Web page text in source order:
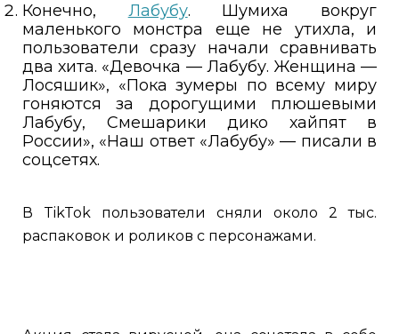
Конечно, Лабубу. Шумиха вокруг
маленького монстра еще не утихла, и
пользователи сразу начали сравнивать
два хита. «Девочка — Лабубу. Женщина —
Лосяшик», «Пока зумеры по всему миру
гоняются за дорогущими плюшевыми
Лабубу, Смешарики дико хайпят в
России», «Наш ответ «Лабубу» — писали в
соцсетях.
В TikTok пользователи сняли около 2 тыс.
распаковок и роликов с персонажами.